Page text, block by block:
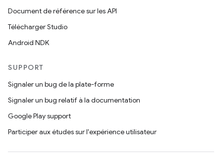
Document de référence sur les API
Télécharger Studio
Android NDK
SUPPORT
Signaler un bug de la plate-forme
Signaler un bug relatif à la documentation
Google Play support
Participer aux études sur l'expérience utilisateur